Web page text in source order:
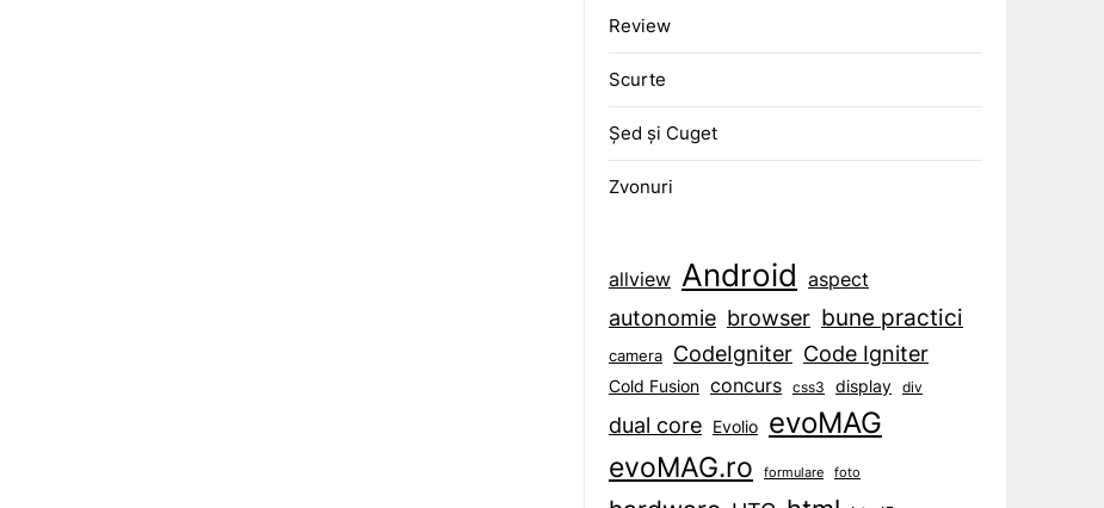
Review
Scurte
Șed și Cuget
Zvonuri
allview Android aspect
autonomie browser bune practici
camera CodeIgniter Code Igniter
Cold Fusion concurs css3 display div
dual core Evolio evoMAG
evoMAG.ro formulare foto